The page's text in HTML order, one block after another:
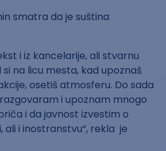
smatra da je suština
i iz kancelarije, ali stvarnu
na licu mesta, kad upoznaš
osetiš atmosferu. Do sada
i upoznam mnogo
i da javnost izvestim o
ali i inostranstvu“, rekla je